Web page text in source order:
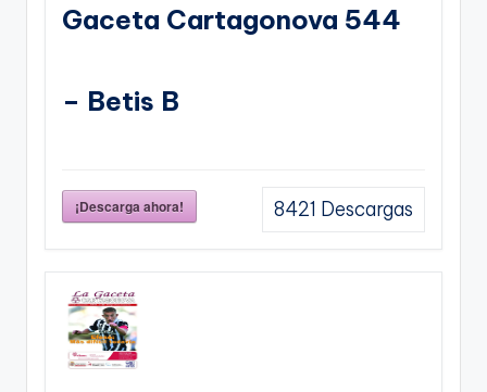
Gaceta Cartagonova 544
– Betis B
¡Descarga ahora! 8421 Descargas